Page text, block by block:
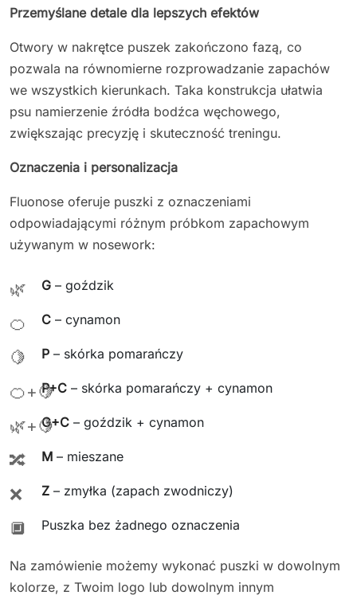
Przemyślane detale dla lepszych efektów
Otwory w nakrętce puszek zakończono fazą, co
pozwala na równomierne rozprowadzanie zapachów
we wszystkich kierunkach. Taka konstrukcja ułatwia
psu namierzenie źródła bodźca węchowego,
zwiększając precyzję i skuteczność treningu.
Oznaczenia i personalizacja
Fluonose oferuje puszki z oznaczeniami
odpowiadającymi różnym próbkom zapachowym
używanym w nosework:
🌿 G – goździk
🍊 C – cynamon
🍋 P – skórka pomarańczy
🍊+🍋P+C – skórka pomarańczy + cynamon
🌿+🍋G+C – goździk + cynamon
🔀 M – mieszane
❌ Z – zmyłka (zapach zwodniczy)
🔲 Puszka bez żadnego oznaczenia
Na zamówienie możemy wykonać puszki w dowolnym
kolorze, z Twoim logo lub dowolnym innym